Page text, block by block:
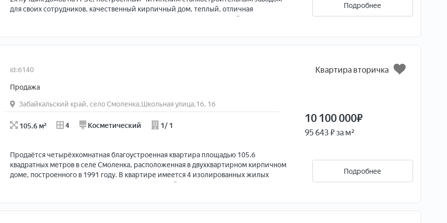
для своих сотрудников, качественный кирпичный дом, теплый, отличная
звукоизоляция, отличная детская площадка, через площадку детский сад № 46.
Подробнее
id:6140
Продажа
Забайкальский край, село Смоленка,Школьная улица,16, 16
105.6 м² 4 Косметический 1/ 1
Квартира вторичка
10 100 000₽
95 643 ₽ за м²
Продаётся четырёхкомнатная благоустроенная квартира площадью 105.6
квадратных метров в селе Смоленка, расположенная в двухквартирном кирпичном
доме, построенного в 1991 году. В квартире имеется 4 изолированных жилых
комнаты, кухня площадью 15.2 кв.м, совмещённый санузел, 2 подполья для хранения
Подробнее